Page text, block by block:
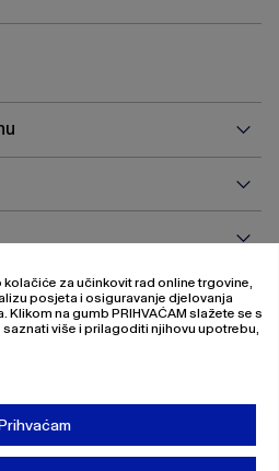
O
Pravila o privatnosti
za učinkovit rad online trgovine,
posjeta i osiguravanje djelovanja
Klikom na gumb PRIHVAĆAM slažete se s
više i prilagoditi njihovu upotrebu,